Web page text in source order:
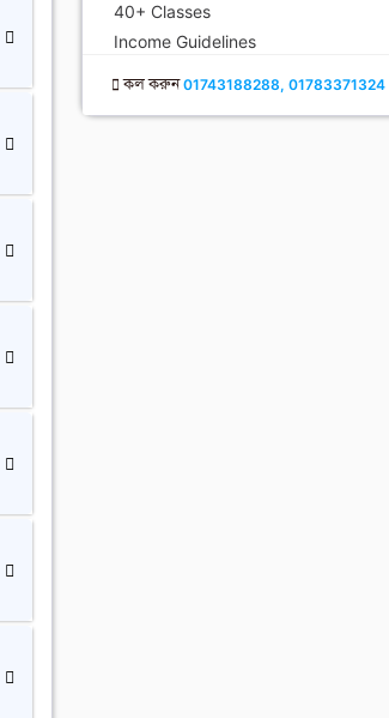
40+ Classes
Income Guidelines
কল করুন01743188288, 01783371324